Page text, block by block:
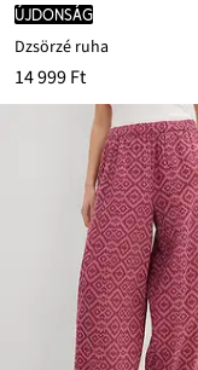
újdonság
Dzsörzé ruha
14 999 Ft